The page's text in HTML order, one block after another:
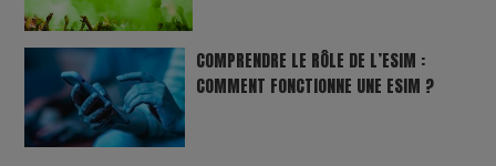
COMPRENDRE LE RÔLE DE L’ESIM :
COMMENT FONCTIONNE UNE ESIM ?